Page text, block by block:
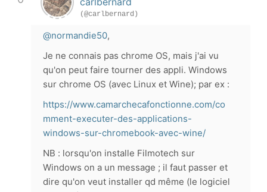
(@carlbernard)
@normandie50,
Je ne connais pas chrome OS, mais j'ai vu
qu'on peut faire tourner des appli. Windows
sur chrome OS (avec Linux et Wine); par ex :
https://www.camarchecafonctionne.com/co
mment-executer-des-applications-
windows-sur-chromebook-avec-wine/
NB : lorsqu'on installe Filmotech sur
Windows on a un message ; il faut passer et
dire qu'on veut installer qd même (le logiciel